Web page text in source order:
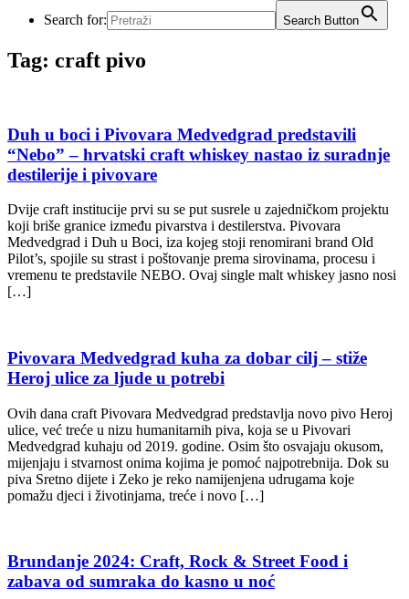
Search for:
Search Button
Tag: craft pivo
Duh u boci i Pivovara Medvedgrad predstavili
“Nebo” – hrvatski craft whiskey nastao iz suradnje
destilerije i pivovare
Dvije craft institucije prvi su se put susrele u zajedničkom projektu
koji briše granice između pivarstva i destilerstva. Pivovara
Medvedgrad i Duh u Boci, iza kojeg stoji renomirani brand Old
Pilot’s, spojile su strast i poštovanje prema sirovinama, procesu i
vremenu te predstavile NEBO. Ovaj single malt whiskey jasno nosi
[…]
Pivovara Medvedgrad kuha za dobar cilj – stiže
Heroj ulice za ljude u potrebi
Ovih dana craft Pivovara Medvedgrad predstavlja novo pivo Heroj
ulice, već treće u nizu humanitarnih piva, koja se u Pivovari
Medvedgrad kuhaju od 2019. godine. Osim što osvajaju okusom,
mijenjaju i stvarnost onima kojima je pomoć najpotrebnija. Dok su
piva Sretno dijete i Zeko je reko namijenjena udrugama koje
pomažu djeci i životinjama, treće i novo […]
Brundanje 2024: Craft, Rock & Street Food i
zabava od sumraka do kasno u noć